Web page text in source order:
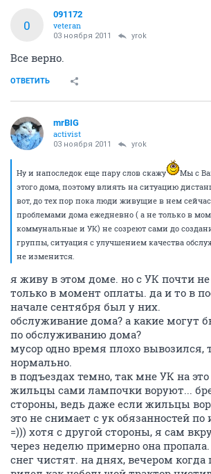
0
091172
veteran
03 ноября 2011 yrok
Все верно.
ОТВЕТИТЬ
mrBIG
activist
03 ноября 2011 yrok
Ну и напоследок еще пару слов скажу
Мы с
этого дома, поэтому влиять на ситуацию
вот, до тех пор пока люди живущие в нем
проблемами дома ежедневно ( а не только в
коммунальные и УК) не созреют сами до
группы, ситуация с улучшением качества
не изменится.
я живу в этом доме. но с УК почти
только в момент оплаты. да и то в
начале сентября был у них.
обслуживание дома? а какие могут
по обслуживанию дома?
мусор одно время плохо вывозился,
нормально.
в подъездах темно, так мне УК на
жильцы сами лампочки воруют...
стороны, ведь даже если жильцы
это не снимает с ук обязанностей
=))) хотя с другой стороны, я сам
через неделю примерно она пропала.
снег чистят. на днях, вечером